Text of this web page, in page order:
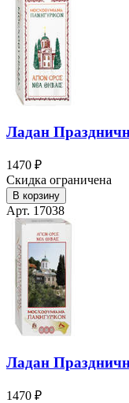
Ладан
1470 ₽
Скидка ограничена
В корзину
Арт. 17038
Ладан
1470 ₽